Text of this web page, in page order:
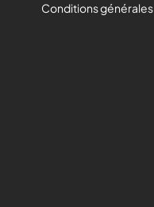
Conditions générales